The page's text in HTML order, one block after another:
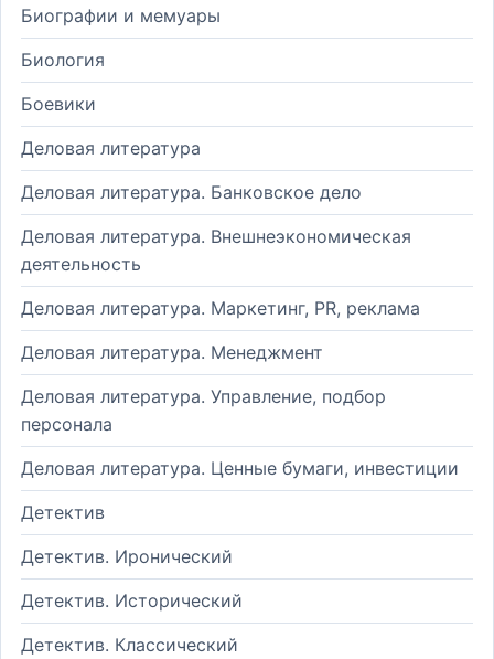
Биографии и мемуары
Биология
Боевики
Деловая литература
Деловая литература. Банковское дело
Деловая литература. Внешнеэкономическая
деятельность
Деловая литература. Маркетинг, PR, реклама
Деловая литература. Менеджмент
Деловая литература. Управление, подбор
персонала
Деловая литература. Ценные бумаги, инвестиции
Детектив
Детектив. Иронический
Детектив. Исторический
Детектив. Классический